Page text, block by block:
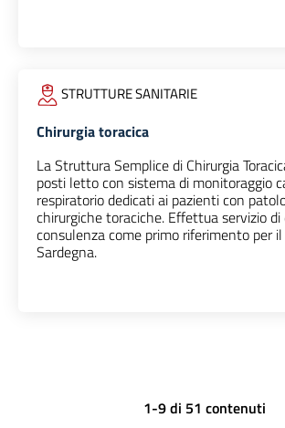
STRUTTURE SANITARIE
Chirurgia toracica
La Struttura Semplice di Chirurgia
posti letto con sistema di monitoraggio
respiratorio dedicati ai pazienti con
chirurgiche toraciche. Effettua servizio di
consulenza come primo riferimento per
Sardegna.
1-9 di 51 contenuti